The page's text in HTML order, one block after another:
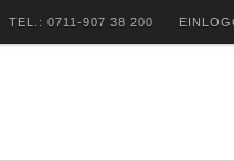
TEL.: 0711-907 38 200